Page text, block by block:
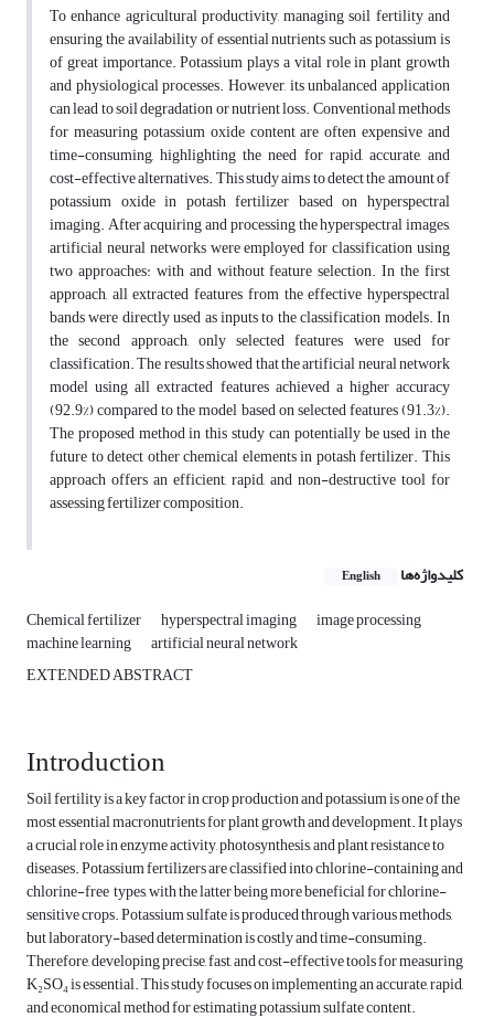
To enhance agricultural productivity, managing soil fertility and
ensuring the availability of essential nutrients such as potassium is
of great importance. Potassium plays a vital role in plant growth
and physiological processes. However, its unbalanced application
can lead to soil degradation or nutrient loss. Conventional methods
for measuring potassium oxide content are often expensive and
time-consuming, highlighting the need for rapid, accurate, and
cost-effective alternatives. This study aims to detect the amount of
potassium oxide in potash fertilizer based on hyperspectral
imaging. After acquiring and processing the hyperspectral images,
artificial neural networks were employed for classification using
two approaches: with and without feature selection. In the first
approach, all extracted features from the effective hyperspectral
bands were directly used as inputs to the classification models. In
the second approach, only selected features were used for
classification. The results showed that the artificial neural network
model using all extracted features achieved a higher accuracy
(92.9%) compared to the model based on selected features (91.3%).
The proposed method in this study can potentially be used in the
future to detect other chemical elements in potash fertilizer. This
approach offers an efficient, rapid, and non-destructive tool for
assessing fertilizer composition.
کلیدواژه‌ها English
Chemical fertilizer hyperspectral imaging image processing
machine learning
artificial neural network
EXTENDED ABSTRACT
Introduction
Soil fertility is a key factor in crop production and potassium is one of the
most essential macronutrients for plant growth and development. It plays
a crucial role in enzyme activity, photosynthesis, and plant resistance to
diseases. Potassium fertilizers are classified into chlorine-containing and
chlorine-free types, with the latter being more beneficial for chlorine-
sensitive crops. Potassium sulfate is produced through various methods,
but laboratory-based determination is costly and time-consuming.
Therefore, developing precise, fast, and cost-effective tools for measuring
K₂SO₄ is essential. This study focuses on implementing an accurate, rapid,
and economical method for estimating potassium sulfate content.